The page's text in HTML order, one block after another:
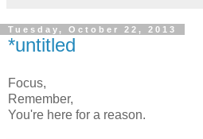
Tuesday, October 22, 2013
*untitled
Focus,
Remember,
You're here for a reason.